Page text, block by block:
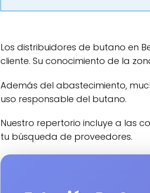
Los distribuidores de butano en
cliente. Su conocimiento de la
Además del abastecimiento, muchas compañías proporcionan datos y asistencia relacionada con el
uso responsable del butano.
Nuestro repertorio incluye a las compañías de butano que trabajan en Beasain para hacer más sencilla
tu búsqueda de proveedores.